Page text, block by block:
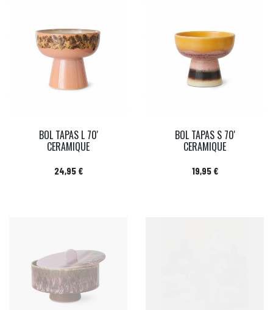
BOL TAPAS L 70'
CERAMIQUE
Prix
24,95 €
BOL TAPAS S 70'
CERAMIQUE
Prix
19,95 €